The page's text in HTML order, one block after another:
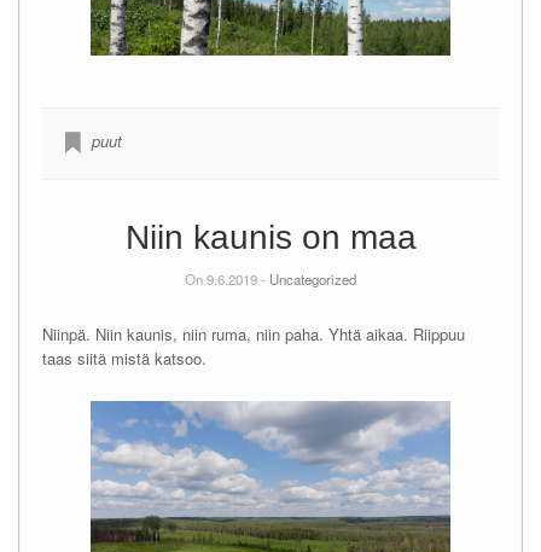
puut
Niin kaunis on maa
On 9.6.2019 - Uncategorized
Niinpä. Niin kaunis, niin ruma, niin paha. Yhtä aikaa. Riippuu
taas siitä mistä katsoo.